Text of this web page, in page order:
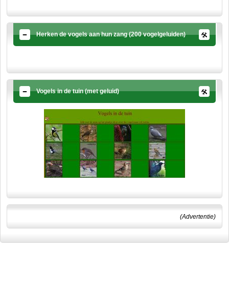
Herken de vogels aan hun zang (200 vogelgeluiden)
Vogels in de tuin (met geluid)
(Advertentie)